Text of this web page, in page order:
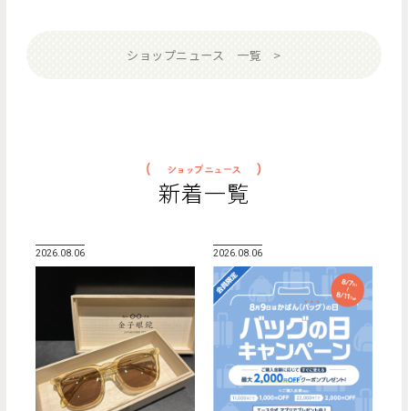
ショップニュース 一覧
新着一覧
2026.08.06 2026.08.06